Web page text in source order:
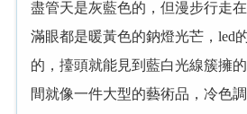
盡管天是灰藍色的，但漫步行走
滿眼都是暖黃色的鈉燈光芒，led
的，擡頭就能見到藍白光線簇擁
間就像一件大型的藝術品，冷色